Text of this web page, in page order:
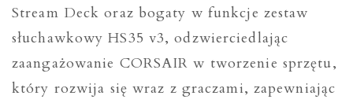
Stream Deck oraz bogaty w funkcje zestaw
słuchawkowy HS35 v3, odzwierciedlając
zaangażowanie CORSAIR w tworzenie sprzętu,
który rozwija się wraz z graczami, zapewniając